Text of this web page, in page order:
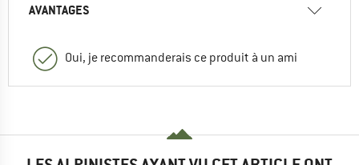
AVANTAGES
Oui, je recommanderais ce produit à un ami